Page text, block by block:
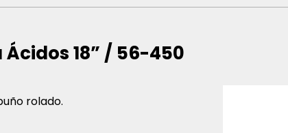
18” / 56-450
rolado.